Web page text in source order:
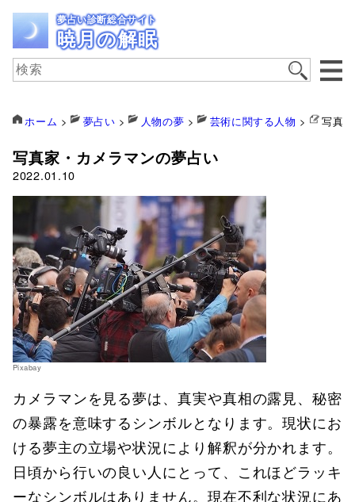
夢占い診断総合サイト
暁月の解眠
ホーム > 夢占い > 人物の夢 > 芸術に関する人物 > 写真
写真家・カメラマンの夢占い
2022.01.10
Pixabay
カメラマンを見る夢は、真実や真相の露見、秘密
の暴露を意味するシンボルとなります。現状にお
ける夢主の立場や状況により解釈が分かれます。
日頃から行いの良い人にとって、これほどラッキ
ーなシンボルはありません。現在不利な状況にあ